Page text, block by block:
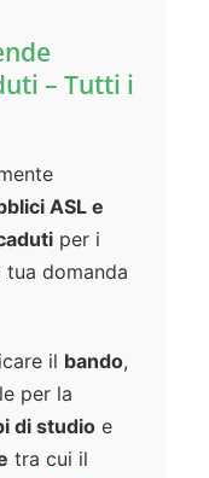
– Tutti i
ASL e
per i
domanda
il bando,
per la
di studio e
tra cui il